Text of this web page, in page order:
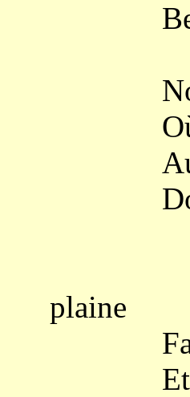
Belles,
Nous
Où
Au
plaine
Et